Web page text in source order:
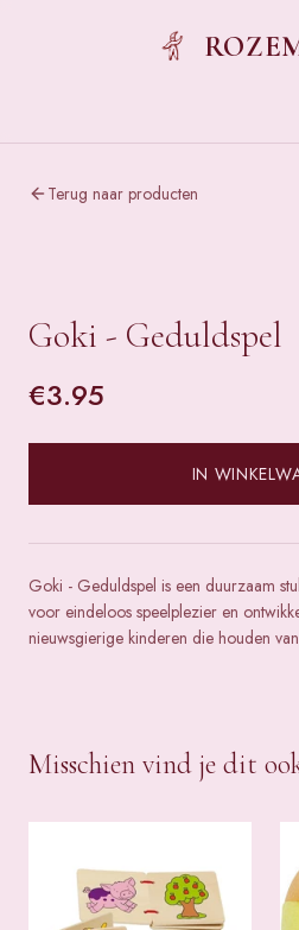
Terug naar producten
Goki - Geduldspel
€3.95
IN
Goki - Geduldspel is een duurzaam
voor eindeloos speelplezier en
nieuwsgierige kinderen die houden
Misschien vind je dit